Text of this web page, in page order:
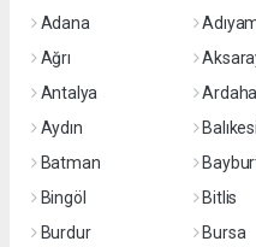
Adana
Ağrı
Antalya
Aydın
Batman
Bingöl
Bitlis
Burdur
Bursa